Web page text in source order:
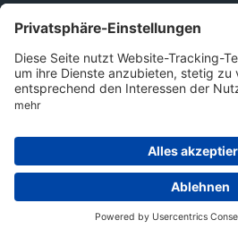
Versandkostenfrei ab 300 €
Speditionslieferungen
Kein Mindestbestellwert